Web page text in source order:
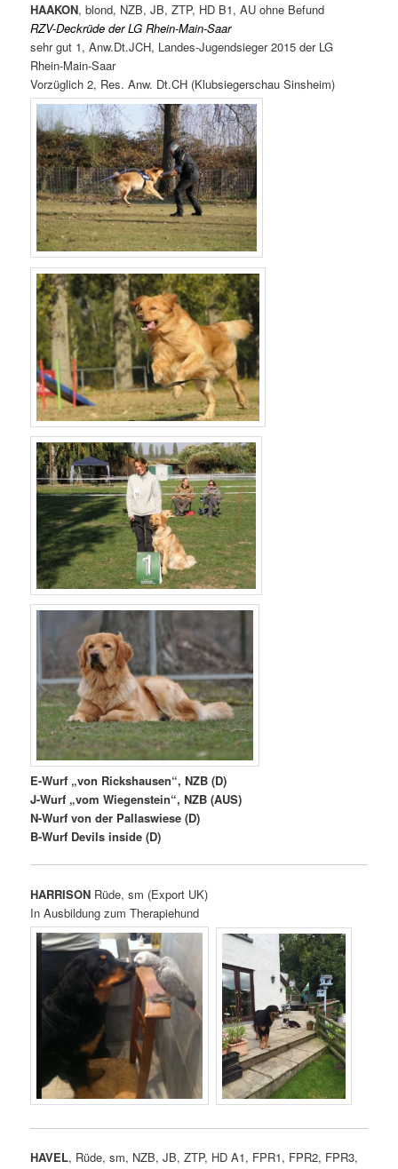
HAAKON, blond, NZB, JB, ZTP, HD B1, AU ohne Befund
RZV-Deckrüde der LG Rhein-Main-Saar
sehr gut 1, Anw.Dt.JCH, Landes-Jugendsieger 2015 der LG
Rhein-Main-Saar
Vorzüglich 2, Res. Anw. Dt.CH (Klubsiegerschau Sinsheim)
E-Wurf „von Rickshausen“, NZB (D)
J-Wurf „vom Wiegenstein“, NZB (AUS)
N-Wurf von der Pallaswiese (D)
B-Wurf Devils inside (D)
HARRISON Rüde, sm (Export UK)
In Ausbildung zum Therapiehund
HAVEL, Rüde, sm, NZB, JB, ZTP, HD A1, FPR1, FPR2, FPR3,